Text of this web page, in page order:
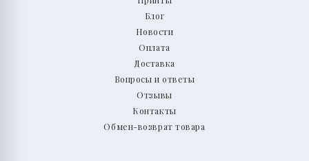
Блог
Новости
Оплата
Доставка
Вопросы и ответы
Отзывы
Контакты
Обмен-возврат товара